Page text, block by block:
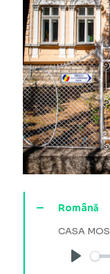
Română
CASA
Play